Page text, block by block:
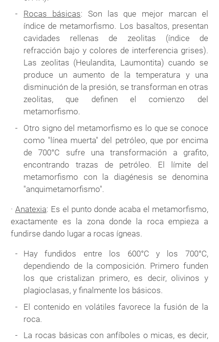
Rocas básicas: Son las que mejor marcan el
índice de metamorfismo. Los basaltos, presentan
cavidades rellenas de zeolitas (índice de
refracción bajo y colores de interferencia grises).
Las zeolitas (Heulandita, Laumontita) cuando se
produce un aumento de la temperatura y una
disminución de la presión, se transforman en otras
zeolitas, que definen el comienzo del
metamorfismo.
Otro signo del metamorfismo es lo que se conoce
como "línea muerta" del petróleo, que por encima
de 700°C sufre una transformación a grafito,
encontrando trazas de petróleo. El límite del
metamorfismo con la diagénesis se denomina
"anquimetamorfismo".
·Anatexia: Es el punto donde acaba el metamorfismo,
exactamente es la zona donde la roca empieza a
fundirse dando lugar a rocas ígneas.
Hay fundidos entre los 600°C y los 700°C,
dependiendo de la composición. Primero funden
los que cristalizan primero, es decir, olivinos y
plagioclasas, y finalmente los básicos.
El contenido en volátiles favorece la fusión de la
roca.
La rocas básicas con anfíboles o micas, es decir,